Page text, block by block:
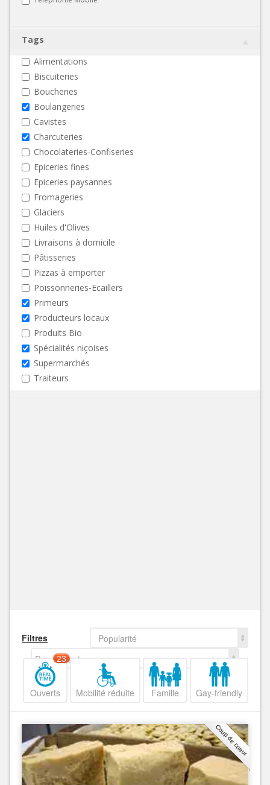
Tags
Alimentations
Biscuiteries
Boucheries
Boulangeries
Cavistes
Charcuteries
Chocolateries-Confiseries
Epiceries fines
Epiceries paysannes
Fromageries
Glaciers
Huiles d'Olives
Livraisons à domicile
Pâtisseries
Pizzas à emporter
Poissonneries-Ecaillers
Primeurs
Producteurs locaux
Produits Bio
Spécialités niçoises
Supermarchés
Traiteurs
Filtres
Popularité
Decroissant
Ouverts
23
Mobilité réduite Famille Gay-friendly
Coup de coeur